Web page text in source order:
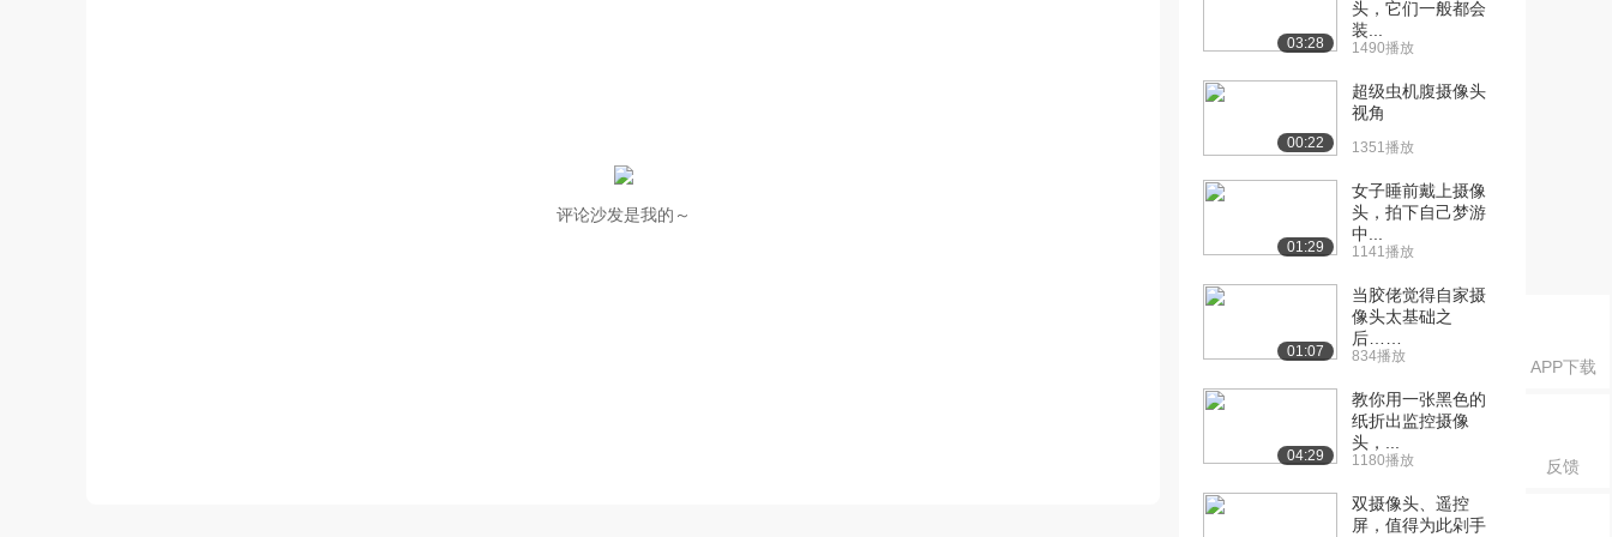
APP下载
反馈
评论沙发是我的～
03:28
头，它们一般都会
装...
1490播放
00:22
超级虫机腹摄像头
视角
1351播放
01:29
女子睡前戴上摄像
头，拍下自己梦游
中...
1141播放
01:07
当胶佬觉得自家摄
像头太基础之
后……
834播放
04:29
教你用一张黑色的
纸折出监控摄像
头，...
1180播放
双摄像头、遥控
屏，值得为此剁手